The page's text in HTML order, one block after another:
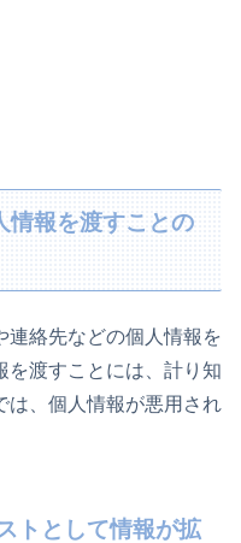
情報を渡すことの
連絡先などの個人情報を
を渡すことには、計り知
は、個人情報が悪用され
トとして情報が拡